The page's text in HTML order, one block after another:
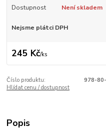
Dostupnost Není skladem
Nejsme plátci DPH
245 Kč/ks
Číslo produktu:
978-
Hlídat cenu / dostupnost
Popis